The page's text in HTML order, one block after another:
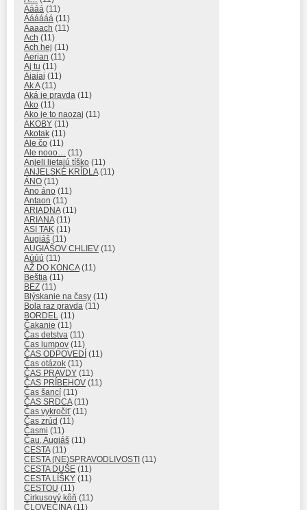
Aááá (11)
Áááááá (11)
Aaaach (11)
Ach (11)
Ach hej (11)
Aerian (11)
Aj tu (11)
Ajajaj (11)
Ak A(11)
Aká je pravda (11)
Ako (11)
Ako je to naozaj (11)
AKOBY (11)
Akotak (11)
Ale čo (11)
Ale nooo… (11)
Anjeli lietajú tíško (11)
ANJELSKÉ KRÍDLA(11)
ÁNO (11)
Ano áno (11)
Antaon (11)
ARIADNA(11)
ARIANA(11)
ASI TAK (11)
Augiáš (11)
AUGIÁŠOV CHLIEV (11)
Aúúú (11)
AŽ DO KONCA(11)
Beštia (11)
BEZ (11)
Blýskanie na časy (11)
Bola raz pravda (11)
BORDEL (11)
Čakanie (11)
Čas detstva (11)
Čas lumpov (11)
ČAS ODPOVEDÍ (11)
Čas otázok (11)
ČAS PRAVDY (11)
ČAS PRÍBEHOV (11)
Čas šancí (11)
ČAS SRDCA(11)
Čas vykročiť (11)
Čas zrúd (11)
Časmi (11)
Čau, Augiáš (11)
CESTA(11)
CESTA (NE)SPRAVODLIVOSTI (11)
CESTA DUŠE (11)
CESTA LÍŠKY (11)
CESTOU (11)
Cirkusový kôň (11)
ČLOVEČINA(11)